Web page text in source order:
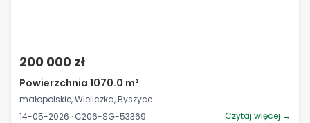
200 000 zł
Powierzchnia 1070.0 m²
małopolskie, Wieliczka, Byszyce
14-05-2026 · C206-SG-53369
Czytaj więcej →